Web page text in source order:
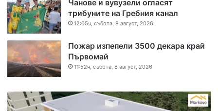
Чанове и вувузели огласят
трибуните на Гребния канал
12:05ч, събота, 8 август, 2026
Пожар изпепели 3500 декара край
Първомай
11:52ч, събота, 8 август, 2026